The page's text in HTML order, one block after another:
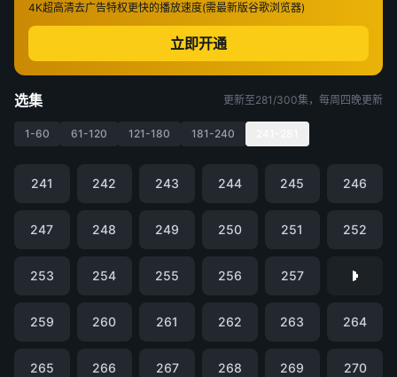
4K超高清去广告特权更快的播放速度(需最新版谷歌浏览器)
立即开通
选集 更新至281/300集，每周四晚更新
1-60 61-120 121-180 181-240
241 242 243 244 245 246
247 248 249 250 251 252
253 254 255 256 257
259 260 261 262 263 264
265 266 267 268 269 270